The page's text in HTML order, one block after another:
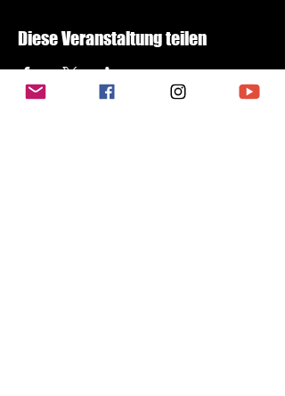
Diese Veranstaltung teilen